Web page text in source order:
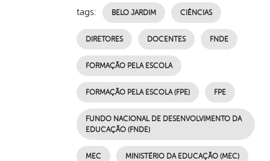
tags: BELO JARDIM CIÊNCIAS
DIRETORES DOCENTES FNDE
FORMAÇÃO PELA ESCOLA
FORMAÇÃO PELA ESCOLA (FPE) FPE
FUNDO NACIONAL DE DESENVOLVIMENTO DA
EDUCAÇÃO (FNDE)
MEC MINISTÉRIO DA EDUCAÇÃO (MEC)